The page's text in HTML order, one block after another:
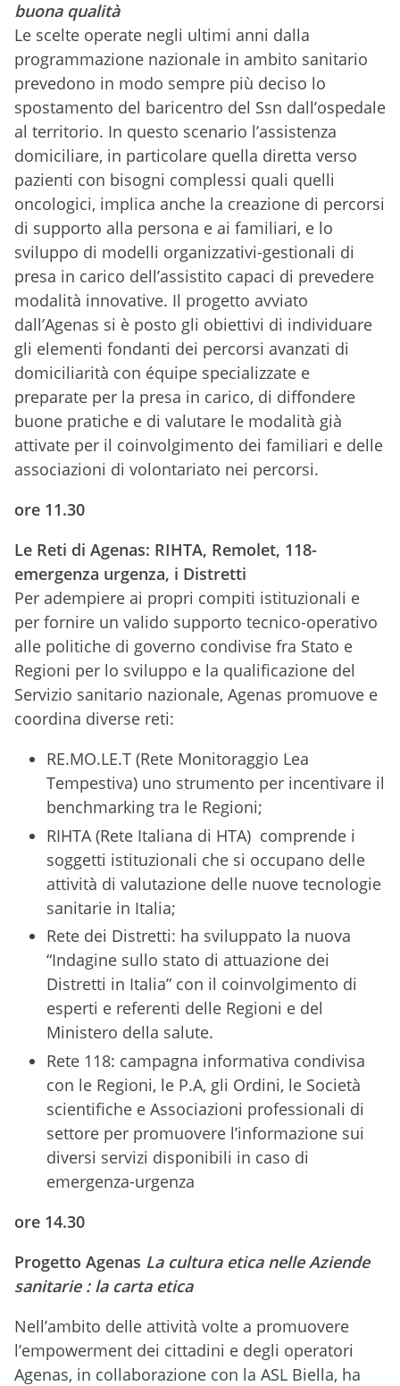
buona qualità
Le scelte operate negli ultimi anni dalla
programmazione nazionale in ambito sanitario
prevedono in modo sempre più deciso lo
spostamento del baricentro del Ssn dall’ospedale
al territorio. In questo scenario l’assistenza
domiciliare, in particolare quella diretta verso
pazienti con bisogni complessi quali quelli
oncologici, implica anche la creazione di percorsi
di supporto alla persona e ai familiari, e lo
sviluppo di modelli organizzativi-gestionali di
presa in carico dell’assistito capaci di prevedere
modalità innovative. Il progetto avviato
dall’Agenas si è posto gli obiettivi di individuare
gli elementi fondanti dei percorsi avanzati di
domiciliarità con équipe specializzate e
preparate per la presa in carico, di diffondere
buone pratiche e di valutare le modalità già
attivate per il coinvolgimento dei familiari e delle
associazioni di volontariato nei percorsi.
ore 11.30
Le Reti di Agenas: RIHTA, Remolet, 118-
emergenza urgenza, i Distretti
Per adempiere ai propri compiti istituzionali e
per fornire un valido supporto tecnico-operativo
alle politiche di governo condivise fra Stato e
Regioni per lo sviluppo e la qualificazione del
Servizio sanitario nazionale, Agenas promuove e
coordina diverse reti:
RE.MO.LE.T (Rete Monitoraggio Lea
Tempestiva) uno strumento per incentivare il
benchmarking tra le Regioni;
RIHTA (Rete Italiana di HTA) comprende i
soggetti istituzionali che si occupano delle
attività di valutazione delle nuove tecnologie
sanitarie in Italia;
Rete dei Distretti: ha sviluppato la nuova
“Indagine sullo stato di attuazione dei
Distretti in Italia” con il coinvolgimento di
esperti e referenti delle Regioni e del
Ministero della salute.
Rete 118: campagna informativa condivisa
con le Regioni, le P.A, gli Ordini, le Società
scientifiche e Associazioni professionali di
settore per promuovere l’informazione sui
diversi servizi disponibili in caso di
emergenza-urgenza
ore 14.30
Progetto Agenas La cultura etica nelle Aziende
sanitarie : la carta etica
Nell’ambito delle attività volte a promuovere
l’empowerment dei cittadini e degli operatori
Agenas, in collaborazione con la ASL Biella, ha